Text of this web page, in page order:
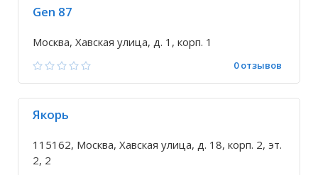
Gen 87
Москва, Хавская улица, д. 1, корп. 1
0 отзывов
Якорь
115162, Москва, Хавская улица, д. 18, корп. 2, эт.
2, 2